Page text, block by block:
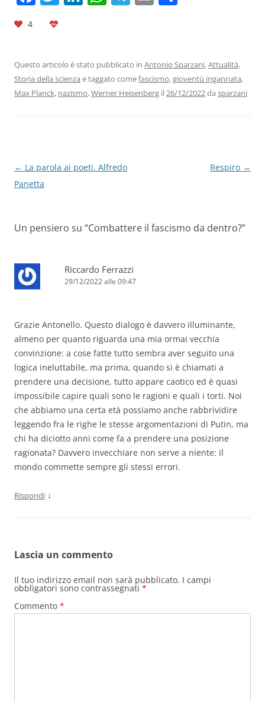
b
o
dI
n
A
p
a
m
vi
di
4
Questo articolo è stato pubblicato in Antonio Sparzani,Attualità,
Storia della scienza e taggato comefascismo,gioventù ingannata,
Max Planck, nazismo,Werner Heisenberg il26/12/2022da sparzani
Navigazione
articolo
← La parola ai poeti. Alfredo
Panetta
Respiro →
Un pensiero su “Combattere il fascismo da dentro?”
Riccardo Ferrazzi
29/12/2022 alle 09:47
Grazie Antonello. Questo dialogo è davvero illuminante,
almeno per quanto riguarda una mia ormai vecchia
convinzione: a cose fatte tutto sembra aver seguito una
logica ineluttabile, ma prima, quando si è chiamati a
prendere una decisione, tutto appare caotico ed è quasi
impossibile capire quali sono le ragioni e quali i torti. Noi
che abbiamo una certa età possiamo anche rabbrividire
leggendo fra le righe le stesse argomentazioni di Putin, ma
chi ha diciotto anni come fa a prendere una posizione
ragionata? Davvero invecchiare non serve a niente: il
mondo commette sempre gli stessi errori.
Rispondi ↓
Lascia un commento
Il tuo indirizzo email non sarà pubblicato. I campi
obbligatori sono contrassegnati *
Commento *